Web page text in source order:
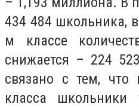
434 484 школьника,
м классе
снижается – 224
связано с тем, что
класса школьники